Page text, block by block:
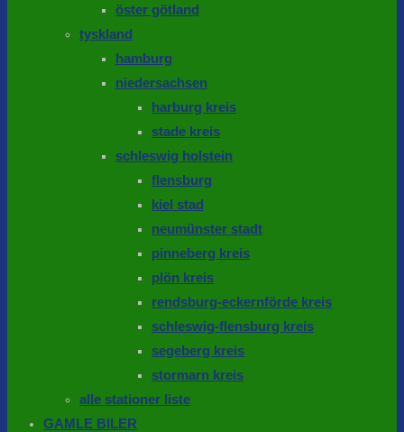
öster götland
tyskland
hamburg
niedersachsen
harburg kreis
stade kreis
schleswig holstein
flensburg
kiel stad
neumünster stadt
pinneberg kreis
plön kreis
rendsburg-eckernförde kreis
schleswig-flensburg kreis
segeberg kreis
stormarn kreis
alle stationer liste
GAMLE BILER